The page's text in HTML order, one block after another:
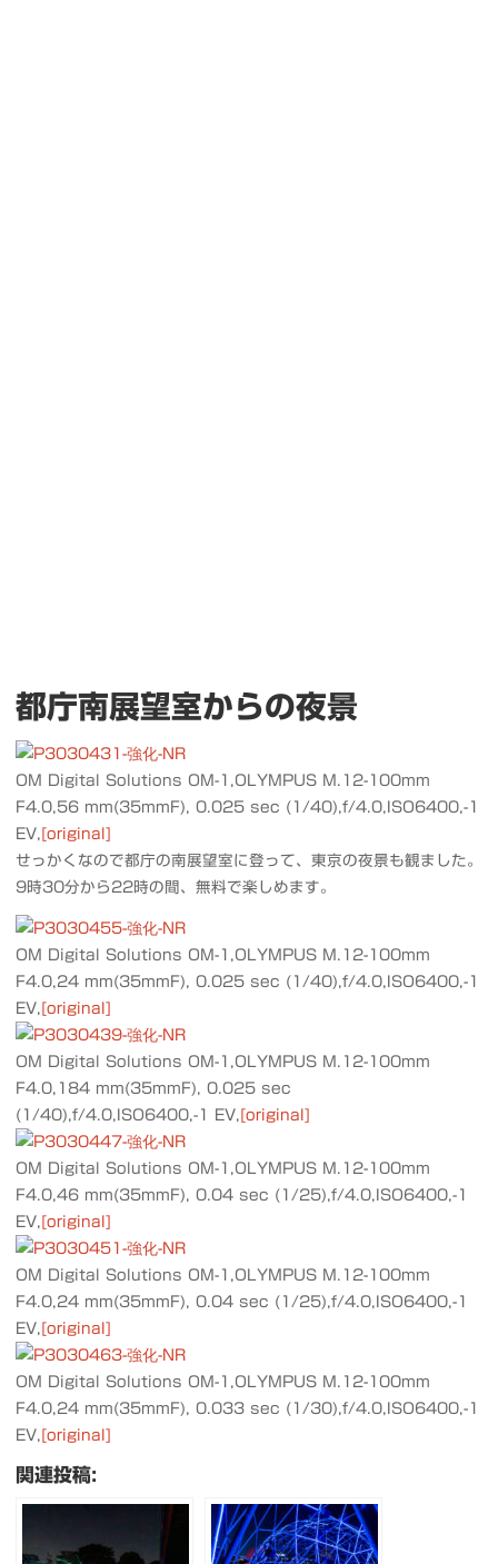
都庁南展望室からの夜景
OM Digital Solutions OM-1,OLYMPUS M.12-100mm
F4.0,56 mm(35mmF), 0.025 sec (1/40),f/4.0,ISO6400,-1
EV, [original]
せっかくなので都庁の南展望室に登って、東京の夜景も観ました。
9時30分から22時の間、無料で楽しめます。
OM Digital Solutions OM-1,OLYMPUS M.12-100mm
F4.0,24 mm(35mmF), 0.025 sec (1/40),f/4.0,ISO6400,-1
EV, [original]
OM Digital Solutions OM-1,OLYMPUS M.12-100mm
F4.0,184 mm(35mmF), 0.025 sec
(1/40),f/4.0,ISO6400,-1 EV, [original]
OM Digital Solutions OM-1,OLYMPUS M.12-100mm
F4.0,46 mm(35mmF), 0.04 sec (1/25),f/4.0,ISO6400,-1
EV, [original]
OM Digital Solutions OM-1,OLYMPUS M.12-100mm
F4.0,24 mm(35mmF), 0.04 sec (1/25),f/4.0,ISO6400,-1
EV, [original]
OM Digital Solutions OM-1,OLYMPUS M.12-100mm
F4.0,24 mm(35mmF), 0.033 sec (1/30),f/4.0,ISO6400,-1
EV, [original]
関連投稿: